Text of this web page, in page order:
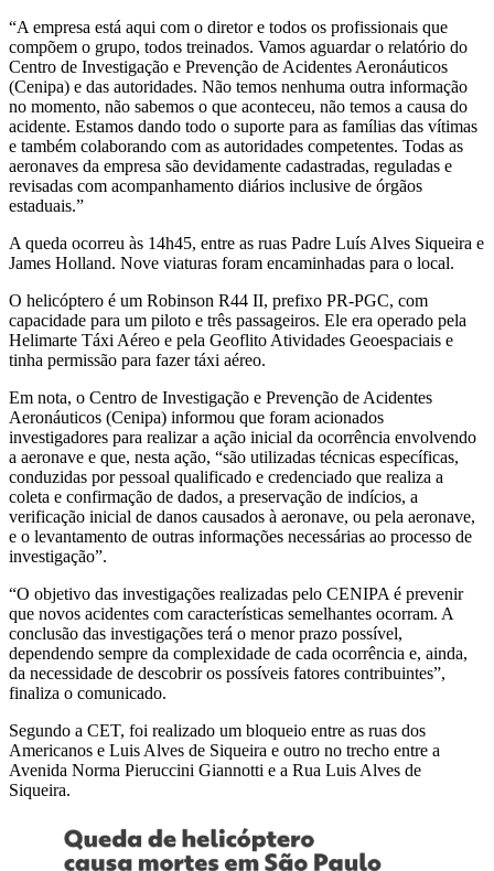
“A empresa está aqui com o diretor e todos os profissionais que
compõem o grupo, todos treinados. Vamos aguardar o relatório do
Centro de Investigação e Prevenção de Acidentes Aeronáuticos
(Cenipa) e das autoridades. Não temos nenhuma outra informação
no momento, não sabemos o que aconteceu, não temos a causa do
acidente. Estamos dando todo o suporte para as famílias das vítimas
e também colaborando com as autoridades competentes. Todas as
aeronaves da empresa são devidamente cadastradas, reguladas e
revisadas com acompanhamento diários inclusive de órgãos
estaduais.”
A queda ocorreu às 14h45, entre as ruas Padre Luís Alves Siqueira e
James Holland. Nove viaturas foram encaminhadas para o local.
O helicóptero é um Robinson R44 II, prefixo PR-PGC, com
capacidade para um piloto e três passageiros. Ele era operado pela
Helimarte Táxi Aéreo e pela Geoflito Atividades Geoespaciais e
tinha permissão para fazer táxi aéreo.
Em nota, o Centro de Investigação e Prevenção de Acidentes
Aeronáuticos (Cenipa) informou que foram acionados
investigadores para realizar a ação inicial da ocorrência envolvendo
a aeronave e que, nesta ação, “são utilizadas técnicas específicas,
conduzidas por pessoal qualificado e credenciado que realiza a
coleta e confirmação de dados, a preservação de indícios, a
verificação inicial de danos causados à aeronave, ou pela aeronave,
e o levantamento de outras informações necessárias ao processo de
investigação”.
“O objetivo das investigações realizadas pelo CENIPA é prevenir
que novos acidentes com características semelhantes ocorram. A
conclusão das investigações terá o menor prazo possível,
dependendo sempre da complexidade de cada ocorrência e, ainda,
da necessidade de descobrir os possíveis fatores contribuintes”,
finaliza o comunicado.
Segundo a CET, foi realizado um bloqueio entre as ruas dos
Americanos e Luis Alves de Siqueira e outro no trecho entre a
Avenida Norma Pieruccini Giannotti e a Rua Luis Alves de
Siqueira.